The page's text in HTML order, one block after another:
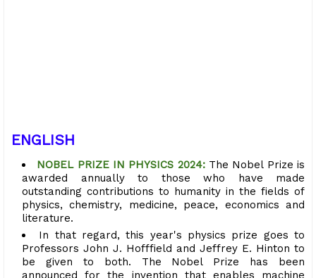
ENGLISH
NOBEL PRIZE IN PHYSICS 2024: The Nobel Prize is
awarded annually to those who have made
outstanding contributions to humanity in the fields of
physics, chemistry, medicine, peace, economics and
literature.
In that regard, this year's physics prize goes to
Professors John J. Hofffield and Jeffrey E. Hinton to
be given to both. The Nobel Prize has been
announced for the invention that enables machine